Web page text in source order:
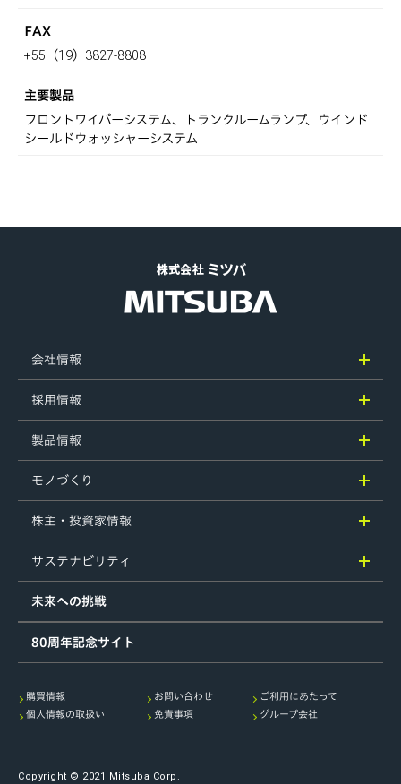
FAX
+55（19）3827-8808
主要製品
フロントワイパーシステム、トランクルームランプ、ウインド
シールドウォッシャーシステム
会社情報
採用情報
製品情報
モノづくり
株主・投資家情報
サステナビリティ
未来への挑戦
80周年記念サイト
購買情報 お問い合わせ
ご利用にあたって
個人情報の取扱い
免責事項 グループ会社
Copyright © 2021 Mitsuba Corp.